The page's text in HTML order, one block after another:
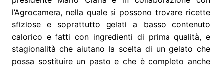
l’Agrocamera, nella quale si possono trovare ricette
sfiziose e soprattutto gelati a basso contenuto
calorico e fatti con ingredienti di prima qualità, e
stagionalità che aiutano la scelta di un gelato che
possa sostituire un pasto e che è completo anche